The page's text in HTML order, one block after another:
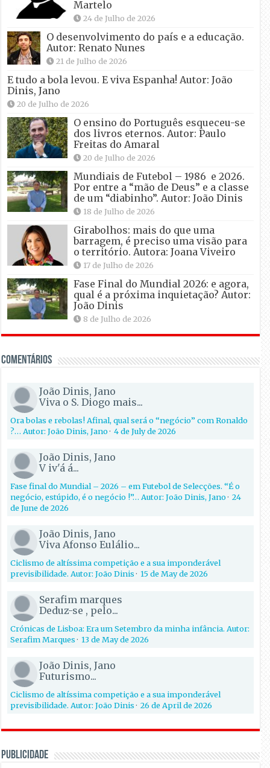
Martelo
24 de Julho de 2026
O desenvolvimento do país e a educação.
Autor: Renato Nunes
21 de Julho de 2026
E tudo a bola levou. E viva Espanha! Autor: João
Dinis, Jano
20 de Julho de 2026
O ensino do Português esqueceu-se
dos livros eternos. Autor: Paulo
Freitas do Amaral
20 de Julho de 2026
Mundiais de Futebol – 1986 e 2026.
Por entre a “mão de Deus” e a classe
de um “diabinho”. Autor: João Dinis
18 de Julho de 2026
Girabolhos: mais do que uma
barragem, é preciso uma visão para
o território. Autora: Joana Viveiro
17 de Julho de 2026
Fase Final do Mundial 2026: e agora,
qual é a próxima inquietação? Autor:
João Dinis
8 de Julho de 2026
Comentários
João Dinis, Jano
Viva o S. Diogo mais...
Ora bolas e rebolas! Afinal, qual será o “negócio” com Ronaldo
?… Autor: João Dinis, Jano·4 de July de 2026
João Dinis, Jano
V iv'á á...
Fase final do Mundial – 2026 – em Futebol de Selecções. “É o
negócio, estúpido, é o negócio !”… Autor: João Dinis, Jano·24
de June de 2026
João Dinis, Jano
Viva Afonso Eulálio...
Ciclismo de altíssima competição e a sua imponderável
previsibilidade. Autor: João Dinis·15 de May de 2026
Serafim marques
Deduz-se , pelo...
Crónicas de Lisboa: Era um Setembro da minha infância. Autor:
Serafim Marques·13 de May de 2026
João Dinis, Jano
Futurismo...
Ciclismo de altíssima competição e a sua imponderável
previsibilidade. Autor: João Dinis·26 de April de 2026
PUBLICIDADE